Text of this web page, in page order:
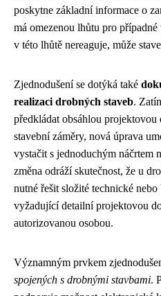
poskytne základní informace o
má omezenou lhůtu pro
v této lhůtě nereaguje, může
Zjednodušení se dotýká také
realizaci drobných staveb.
předkládat obsáhlou
stavební záměry, nová úprava
vystačit s jednoduchým náčrtem
změna odráží skutečnost, že u
nutné řešit složité technické
vyžadující detailní projektovou
autorizovanou osobou.
Významným prvkem
spojených s drobnými stavbami.